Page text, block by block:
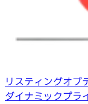
リスティングオプ
ダイナミックプラ